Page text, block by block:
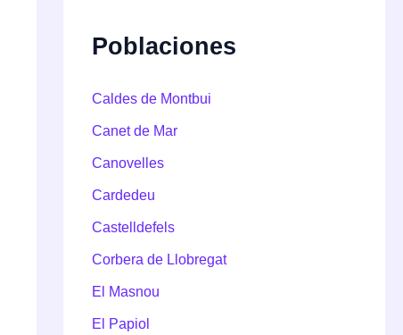
Poblaciones
Caldes de Montbui
Canet de Mar
Canovelles
Cardedeu
Castelldefels
Corbera de Llobregat
El Masnou
El Papiol